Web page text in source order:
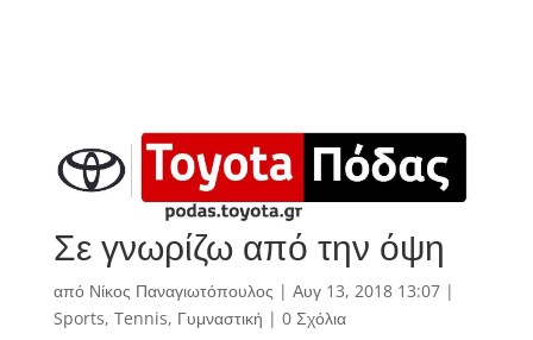
Σε γνωρίζω από την όψη
από Νίκος Παναγιωτόπουλος | Αυγ 13, 2018 13:07|
Sports, Tennis, Γυμναστική | 0 Σχόλια